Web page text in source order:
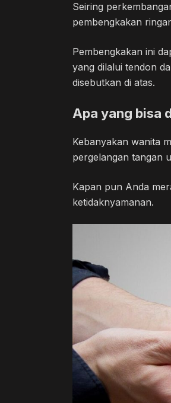
Seiring
pembengkakan
Pembengkakan ini
yang dilalui tendon
disebutkan di atas.
Apa yang bisa
Kebanyakan wanita
pergelangan tangan
Kapan pun Anda
ketidaknyamanan.